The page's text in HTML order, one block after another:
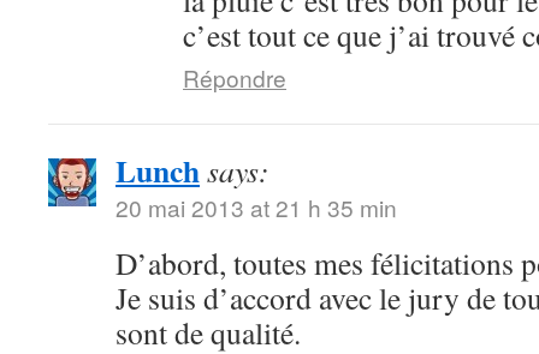
c’est tout ce que j’ai trouvé
Répondre
Lunchsays:
20 mai 2013 at 21 h 35 min
D’abord, toutes mes félicitations
Je suis d’accord avec le jury de
sont de qualité.